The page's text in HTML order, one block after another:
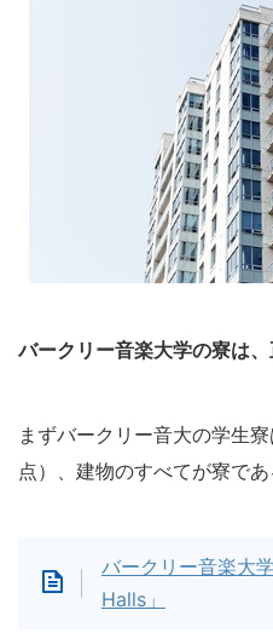
バークリー音楽大学の寮は、
まずバークリー音大の学生
点）、建物のすべてが寮であ
バークリー音楽大
Halls」